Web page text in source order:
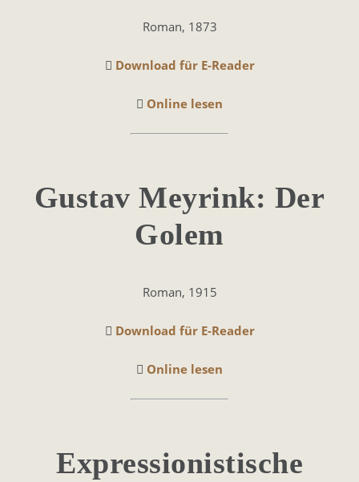
Roman, 1873
Download für E-Reader
Online lesen
Gustav Mey­rink: Der
Golem
Roman, 1915
Download für E-Reader
Online lesen
Expres­sionis­tische